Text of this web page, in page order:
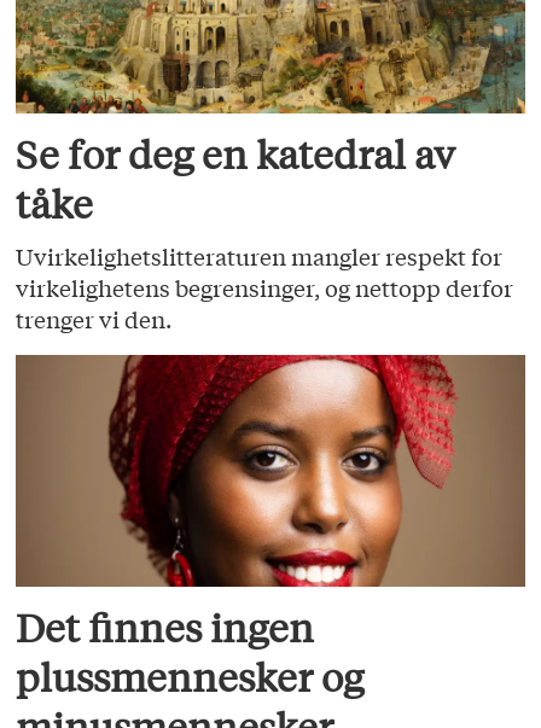
Se for deg en katedral av
tåke
Uvirkelighetslitteraturen mangler respekt for
virkelighetens begrensinger, og nettopp derfor
trenger vi den.
Det finnes ingen
plussmennesker og